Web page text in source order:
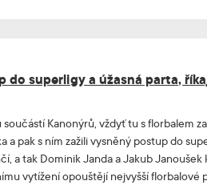
do superligy a úžasná parta,
Kanonýrů, vždyť tu s florbalem
a pak s ním zažili vysněný postup do
a tak Dominik Janda a Jakub Janoušek
vytížení opouštějí nejvyšší florbalové